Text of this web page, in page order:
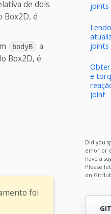
de dois
Box2D, é
bodyB
a
Box2D, é
foi
joints
joints
e
joint
Did you
error or
have a
Please
on